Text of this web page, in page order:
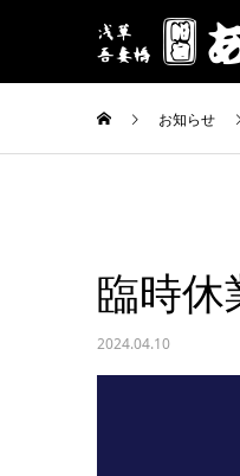
お知らせ
臨時休
2024.04.10